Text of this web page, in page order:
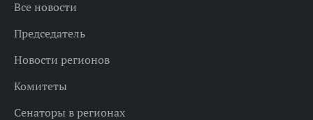
Все новости
Председатель
Новости регионов
Комитеты
Сенаторы в регионах